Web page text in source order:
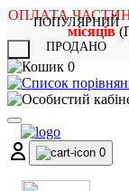
ОПЛАТА
місяців
0
0
ПОПУЛЯРНИЙ
ПРОДАНО